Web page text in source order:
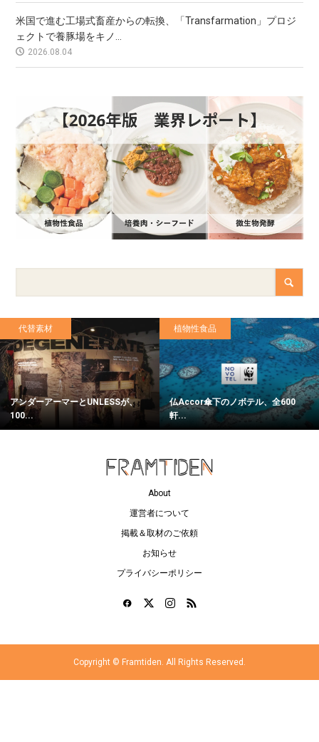
米国で進む工場式畜産からの転換、「Transfarmation」プロジ
ェクトで養豚場をキノ...
2026.08.04
代替素材
アンダーアーマーとUNLESSが、
100...
植物性食品
仏Accor傘下のノボテル、全600
軒...
About
運営者について
掲載＆取材のご依頼
お知らせ
プライバシーポリシー
Copyright © Framtiden. All Rights Reserved.